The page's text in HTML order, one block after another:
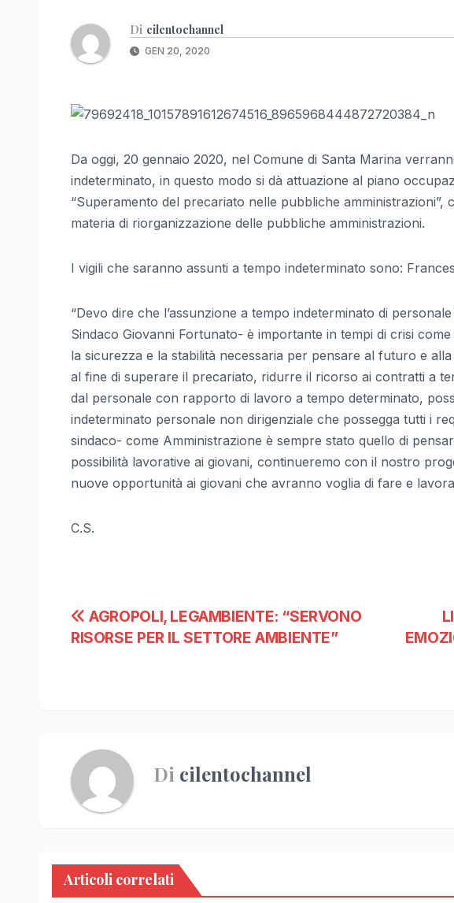
Di cilentochannel
GEN 20, 2020
Da oggi, 20 gennaio 2020, nel Comune di Santa Marina
indeterminato, in questo modo si dà attuazione al piano
“Superamento del precariato nelle pubbliche amministrazioni”,
materia di riorganizzazione delle pubbliche amministrazioni.
I vigili che saranno assunti a tempo indeterminato sono:
“Devo dire che l’assunzione a tempo indeterminato di
Sindaco Giovanni Fortunato- è importante in tempi di crisi
la sicurezza e la stabilità necessaria per pensare al futuro e
al fine di superare il precariato, ridurre il ricorso ai contratti a
dal personale con rapporto di lavoro a tempo determinato,
indeterminato personale non dirigenziale che possegga tutti i
sindaco- come Amministrazione è sempre stato quello di
possibilità lavorative ai giovani, continueremo con il nostro
nuove opportunità ai giovani che avranno voglia di fare e
C.S.
Navigazione
articoli
AGROPOLI, LEGAMBIENTE: “SERVONO
RISORSE PER IL SETTORE AMBIENTE”
Di cilentochannel
Articoli correlati